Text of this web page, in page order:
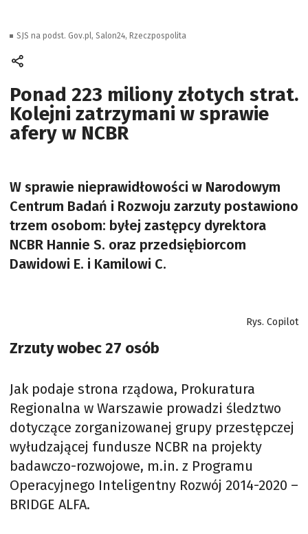
Ponad 223 miliony złotych strat.
Kolejni zatrzymani w sprawie
afery w NCBR
W sprawie nieprawidłowości w Narodowym
Centrum Badań i Rozwoju zarzuty postawiono
trzem osobom: byłej zastępcy dyrektora
NCBR Hannie S. oraz przedsiębiorcom
Dawidowi E. i Kamilowi C.
Rys. Copilot
Zrzuty wobec 27 osób
Jak podaje strona rządowa, Prokuratura
Regionalna w Warszawie prowadzi śledztwo
dotyczące zorganizowanej grupy przestępczej
wyłudzającej fundusze NCBR na projekty
badawczo-rozwojowe, m.in. z Programu
Operacyjnego Inteligentny Rozwój 2014-2020 –
BRIDGE ALFA.
SJS na podst. Gov.pl, Salon24, Rzeczpospolita